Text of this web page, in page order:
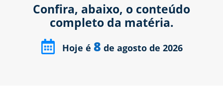
Confira, abaixo, o conteúdo
completo da matéria.
Hoje é 8 de agosto de 2026